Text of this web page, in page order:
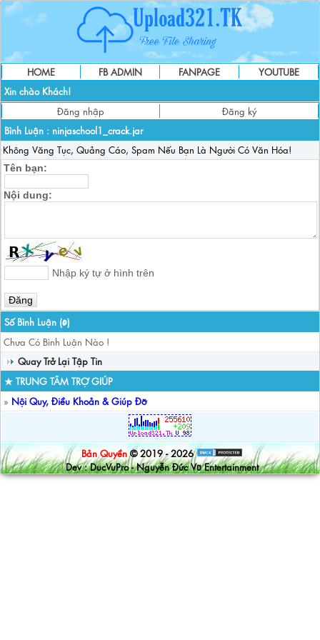
HOME FB ADMIN FANPAGE
YOUTUBE
Xin chào Khách!
Đăng nhập
Đăng ký
Bình Luận : ninjaschool1_crack.jar
Không Văng Tục, Quảng Cáo, Spam Nếu Bạn Là Người Có Văn Hóa!
Tên bạn:
Nội dung:
Nhập ký tự ở hình trên
Số Bình Luận (0)
Chưa Có Bình Luận Nào !
Quay Trở Lại Tập Tin
★ TRUNG TÂM TRỢ GIÚP
» Nội Quy, Điều Khoản & Giúp Đỡ
Bản Quyền © 2019 - 2026
Dev : DucVuPro - Nguyễn Đức Vũ Entertainment